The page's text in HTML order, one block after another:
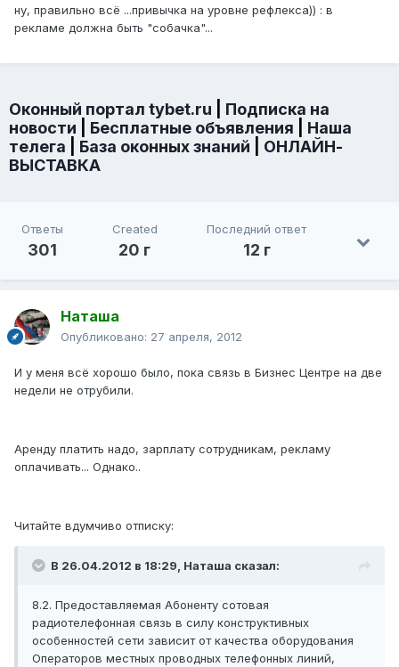
ну, правильно всё ...привычка на уровне рефлекса)) : в
рекламе должна быть "собачка"...
Оконный портал tybet.ru
Подписка на
новости
Бесплатные объявления
Наша
телега
База оконных знаний
ОНЛАЙН-
ВЫСТАВКА
Ответы
301
Created
20 г
Последний ответ
12 г
Наташа
Опубликовано: 27 апреля, 2012
И у меня всё хорошо было, пока связь в Бизнес Центре на две
недели не отрубили.
Аренду платить надо, зарплату сотрудникам, рекламу
оплачивать... Однако..
Читайте вдумчиво отписку:
В 26.04.2012 в 18:29, Наташа сказал:
8.2. Предоставляемая Абоненту сотовая
радиотелефонная связь в силу конструктивных
особенностей сети зависит от качества оборудования
Операторов местных проводных телефонных линий,